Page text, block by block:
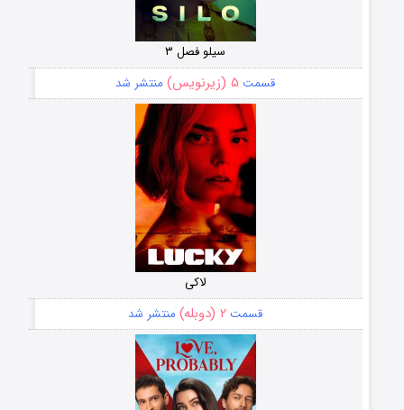
سیلو فصل ۳
قسمت ۵ (زیرنویس) منتشر شد
لاکی
قسمت ۲ (دوبله) منتشر شد